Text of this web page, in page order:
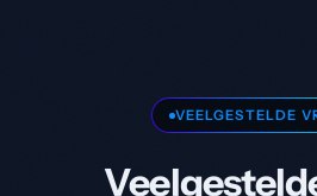
VEELGESTELDE